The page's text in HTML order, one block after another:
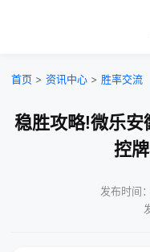
首页 > 资讯中心 > 胜率交流
稳胜攻略!微乐安
控
发布时间